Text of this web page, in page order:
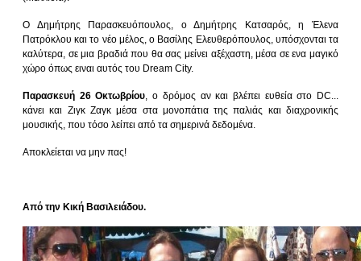
Ο Δημήτρης Παρασκευόπουλος, ο Δημήτρης Κατσαρός, η Έλενα
Πατρόκλου και το νέο μέλος, ο Βασίλης Ελευθερόπουλος, υπόσχονται τα
καλύτερα, σε μια βραδιά που θα σας μείνει αξέχαστη, μέσα σε ενα μαγικό
χώρο όπως ειναι αυτός του Dream City.
Παρασκευή 26 Οκτωβρίου, ο δρόμος αν και βλέπει ευθεία στο DC...
κάνει και Ζιγκ Ζαγκ μέσα στα μονοπάτια της παλιάς και διαχρονικής
μουσικής, που τόσο λείπει από τα σημερινά δεδομένα.
Αποκλείεται να μην πας!
Από την Κική Βασιλειάδου.